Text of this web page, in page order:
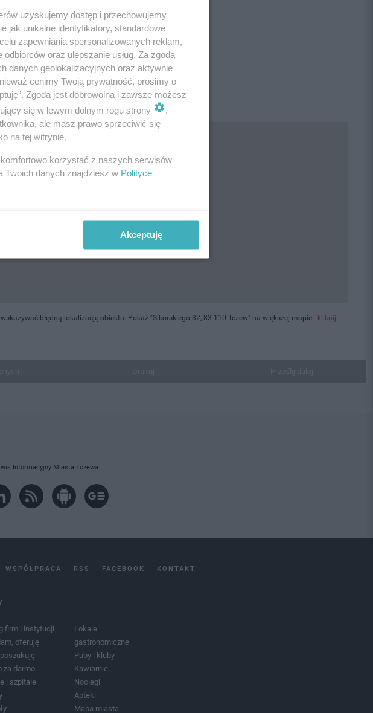
błędną lokalizację obiektu. Pokaż "Sikorskiego 32, 83-110 Tczew" na większej mapie - kliknij
Informacyjny Miasta Tczewa
WSPÓŁPRACA RSS FACEBOOK KONTAKT
firm i instytucji
oferuję
za darmo
i szpitale
Lokale
gastronomiczne
Puby i kluby
Kawiarnie
Noclegi
Apteki
Mapa miasta
uzyskujemy dostęp i przechowujemy
jak unikalne identyfikatory, standardowe
zapewniania spersonalizowanych reklam,
oraz ulepszanie usług. Za zgodą
danych geolokalizacyjnych oraz aktywnie
cenimy Twoją prywatność, prosimy o
Zgoda jest dobrowolna i zawsze możesz
się w lewym dolnym rogu strony
.
ale masz prawo sprzeciwić się
na tej witrynie.
korzystać z naszych serwisów
Twoich danych znajdziesz w Polityce
Akceptuję